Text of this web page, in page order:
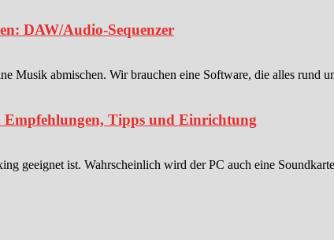
DAW/Audio-Sequenzer
Musik abmischen. Wir brauchen eine Software, die alles rund
Empfehlungen, Tipps und Einrichtung
geeignet ist. Wahrscheinlich wird der PC auch eine